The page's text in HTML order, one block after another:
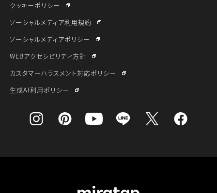
クッキーポリシー
ソーシャルメディア利用規約
ソーシャルメディアポリシー
WEBアクセシビリティ方針
カスタマーハラスメント対応ポリシー
生成AI利用ポリシー